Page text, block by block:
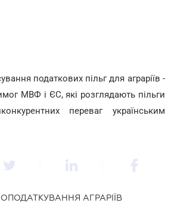
податкових пільг для аграріїв -
МВФ і ЄС, які розглядають пільги
переваг українським
ОПОДАТКУВАННЯ АГРАРІЇВ